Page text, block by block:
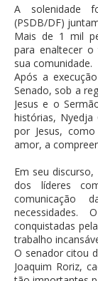
A solenidade
(PSDB/DF)
Mais de 1 mil
para enaltecer o
sua comunidade.
Após a
Senado, sob a
Jesus e o
histórias, Nyedja
por Jesus,
amor, a
Em seu
dos líderes
comunicação
conquistadas
trabalho
O senador citou
Joaquim Roriz,